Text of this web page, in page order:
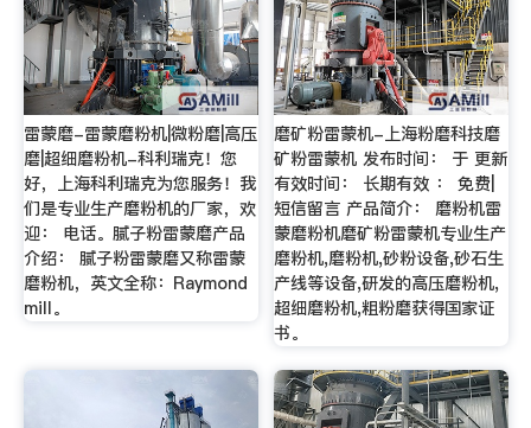
雷蒙磨-雷蒙磨粉机|微粉磨|高压
磨|超细磨粉机-科利瑞克！您
好，上海科利瑞克为您服务！我
们是专业生产磨粉机的厂家，欢
迎： 电话。腻子粉雷蒙磨产品
介绍： 腻子粉雷蒙磨又称雷蒙
磨粉机，英文全称：Raymond
mill。
磨矿粉雷蒙机-上海粉磨科技磨
矿粉雷蒙机 发布时间： 于 更新
有效时间： 长期有效 ： 免费|
短信留言 产品简介： 磨粉机雷
蒙磨粉机磨矿粉雷蒙机专业生产
磨粉机,磨粉机,砂粉设备,砂石生
产线等设备,研发的高压磨粉机,
超细磨粉机,粗粉磨获得国家证
书。